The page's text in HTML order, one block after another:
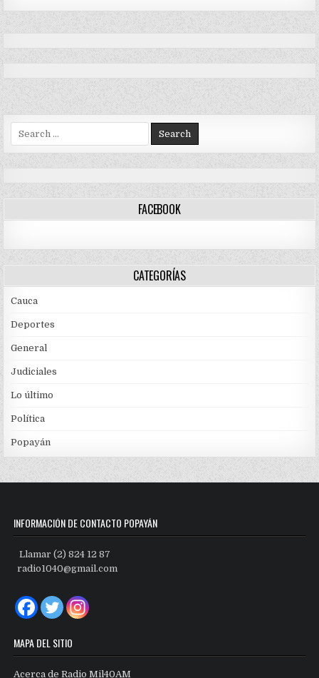
Search
for:
FACEBOOK
CATEGORÍAS
Cauca
Deportes
General
Judiciales
Lo último
Política
Popayán
INFORMACIÓN DE CONTACTO POPAYÁN
Llamar (2) 824 12 87
radio1040@gmail.com
MAPA DEL SITIO
Acerca de Radio Mil40AM